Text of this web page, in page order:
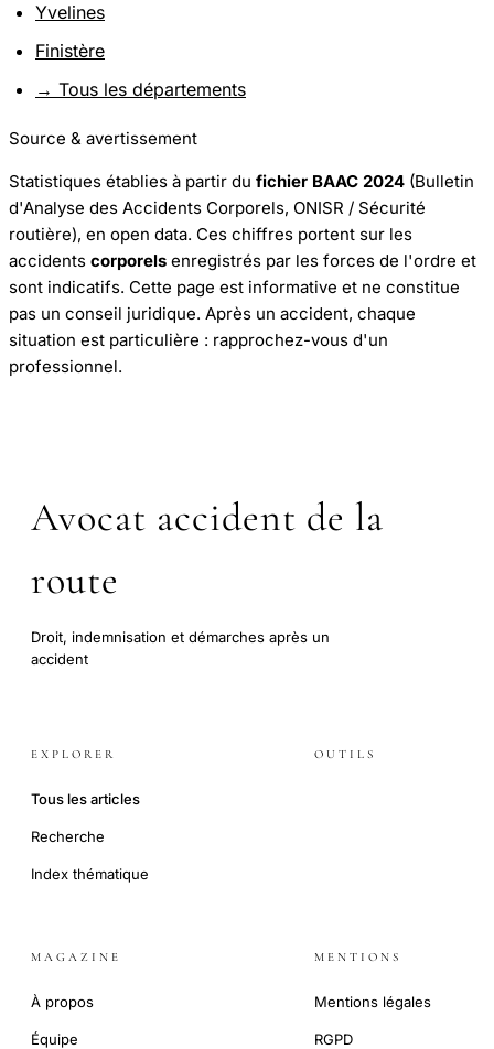
Yvelines
Finistère
→ Tous les départements
Source & avertissement
Statistiques établies à partir du fichier BAAC 2024 (Bulletin
d'Analyse des Accidents Corporels, ONISR / Sécurité
routière), en open data. Ces chiffres portent sur les
accidents corporels enregistrés par les forces de l'ordre et
sont indicatifs. Cette page est informative et ne constitue
pas un conseil juridique. Après un accident, chaque
situation est particulière : rapprochez-vous d'un
professionnel.
Avocat accident de la
route
Droit, indemnisation et démarches après un
accident
EXPLORER
Tous les articles
Recherche
Index thématique
OUTILS
MAGAZINE
À propos
Équipe
MENTIONS
Mentions légales
RGPD